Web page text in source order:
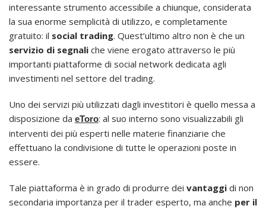
interessante strumento accessibile a chiunque, considerata
la sua enorme semplicità di utilizzo, e completamente
gratuito: il social trading. Quest’ultimo altro non è che un
servizio di segnali che viene erogato attraverso le più
importanti piattaforme di social network dedicata agli
investimenti nel settore del trading.
Uno dei servizi più utilizzati dagli investitori è quello messa a
disposizione da eToro: al suo interno sono visualizzabili gli
interventi dei più esperti nelle materie finanziarie che
effettuano la condivisione di tutte le operazioni poste in
essere.
Tale piattaforma è in grado di produrre dei vantaggi di non
secondaria importanza per il trader esperto, ma anche per il